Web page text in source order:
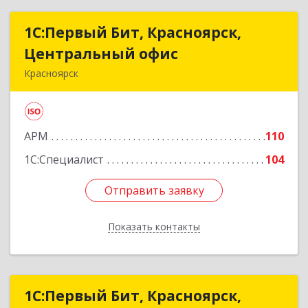
1С:Первый Бит, Красноярск,
Центральный офис
Красноярск
АРМ
110
1С:Специалист
104
Отправить заявку
Показать контакты
1С:Первый Бит, Красноярск,
Центральный офис
Подробнее
Отправить заявку
Назад
1С:Первый Бит, Красноярск,
1С:Первый Бит, Красноярск,